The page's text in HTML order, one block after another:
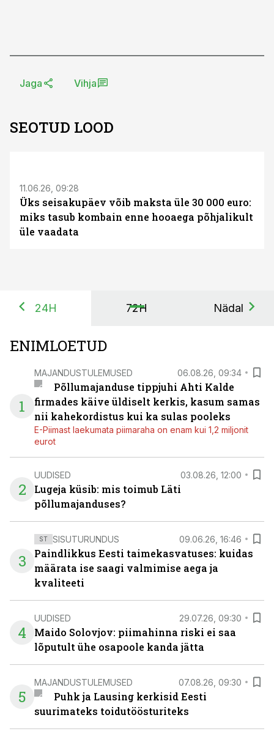
Jaga Vihja
SEOTUD LOOD
11.06.26, 09:28
Üks seisakupäev võib maksta üle 30 000 euro:
miks tasub kombain enne hooaega põhjalikult
üle vaadata
24H 72H Nädal
ENIMLOETUD
1
MAJANDUSTULEMUSED 06.08.26, 09:34
Põllumajanduse tippjuhi Ahti Kalde
firmades käive üldiselt kerkis, kasum samas
nii kahekordistus kui ka sulas pooleks
E-Piimast laekumata piimaraha on enam kui 1,2 miljonit
eurot
2
UUDISED 03.08.26, 12:00
Lugeja küsib: mis toimub Läti
põllumajanduses?
3
ST SISUTURUNDUS 09.06.26, 16:46
Paindlikkus Eesti taimekasvatuses: kuidas
määrata ise saagi valmimise aega ja
kvaliteeti
4
UUDISED 29.07.26, 09:30
Maido Solovjov: piimahinna riski ei saa
lõputult ühe osapoole kanda jätta
5
MAJANDUSTULEMUSED 07.08.26, 09:30
Puhk ja Lausing kerkisid Eesti
suurimateks toidutöösturiteks